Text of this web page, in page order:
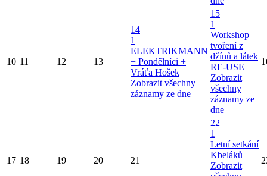
10 11 12 13
14
1
ELEKTRIKMANN
+ Pondělníci +
Vráťa Hošek
Zobrazit všechny
záznamy ze dne
15
1
Workshop
tvoření z
džínů a látek
RE-USE
Zobrazit
všechny
záznamy ze
dne
17 18 19 20 21
22
1
Letní setkání
Kbeláků
Zobrazit